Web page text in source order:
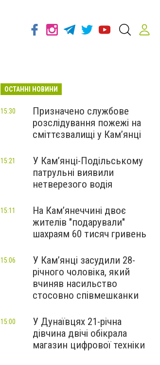
ОСТАННІ НОВИНИ
Призначено службове
розслідування пожежі на
сміттєзвалищі у Кам’янці
15:30
У Кам’янці-Подільському
патрульні виявили
нетверезого водія
15:21
На Камʼянеччині двоє
жителів "подарували"
шахраям 60 тисяч гривень
15:11
У Камʼянці засудили 28-
річного чоловіка, який
вчиняв насильство
стосовно співмешканки
15:06
У Дунаївцях 21-річна
дівчина двічі обікрала
магазин цифрової техніки
15:00